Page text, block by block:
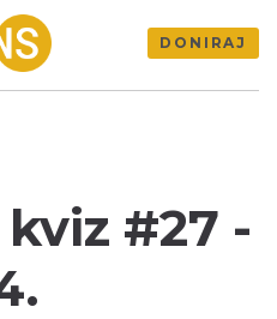
DONIRAJ
#27 -